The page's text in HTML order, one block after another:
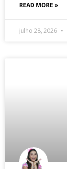
READ MORE »
julho 28, 2026